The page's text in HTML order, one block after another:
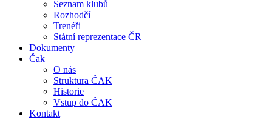
Seznam klubů
Rozhodčí
Trenéři
Státní reprezentace ČR
Dokumenty
Čak
O nás
Struktura ČAK
Historie
Vstup do ČAK
Kontakt